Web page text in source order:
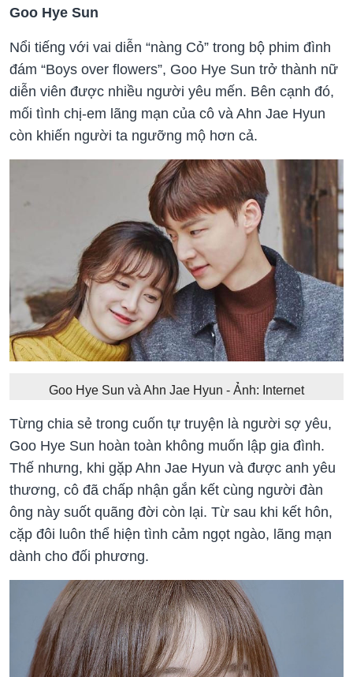
Goo Hye Sun
Nổi tiếng với vai diễn “nàng Cỏ” trong bộ phim đình
đám “Boys over flowers”, Goo Hye Sun trở thành nữ
diễn viên được nhiều người yêu mến. Bên cạnh đó,
mối tình chị-em lãng mạn của cô và Ahn Jae Hyun
còn khiến người ta ngưỡng mộ hơn cả.
Goo Hye Sun và Ahn Jae Hyun - Ảnh: Internet
Từng chia sẻ trong cuốn tự truyện là người sợ yêu,
Goo Hye Sun hoàn toàn không muốn lập gia đình.
Thế nhưng, khi gặp Ahn Jae Hyun và được anh yêu
thương, cô đã chấp nhận gắn kết cùng người đàn
ông này suốt quãng đời còn lại. Từ sau khi kết hôn,
cặp đôi luôn thể hiện tình cảm ngọt ngào, lãng mạn
dành cho đối phương.